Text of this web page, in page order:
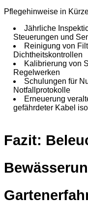
Pflegehinweise in
Jährliche
Steuerungen und
Reinigung von
Dichtheitskontrollen
Kalibrierung von
Regelwerken
Schulungen für
Notfallprotokolle
Erneuerung
gefährdeter Kabel
Fazit: